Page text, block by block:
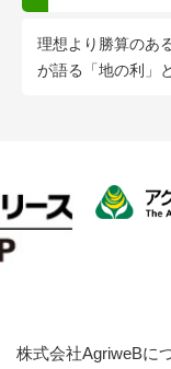
理想より勝算のあ
が語る「地の利」
株式会社AgriweBに